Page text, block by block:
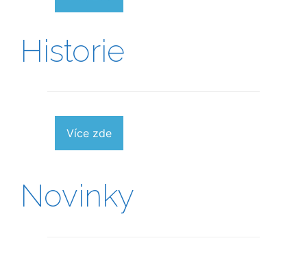
Historie
Více zde
Novinky